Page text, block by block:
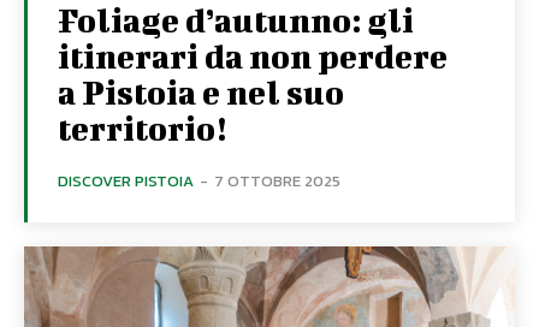
Foliage d’autunno: gli
itinerari da non perdere
a Pistoia e nel suo
territorio!
DISCOVER PISTOIA - 7 OTTOBRE 2025